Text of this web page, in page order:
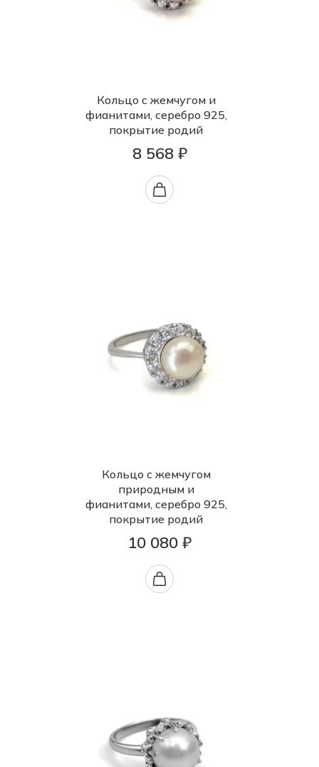
Кольцо с жемчугом и
фианитами, серебро 925,
покрытие родий
8 568 ₽
Кольцо с жемчугом
природным и
фианитами, серебро 925,
покрытие родий
10 080 ₽